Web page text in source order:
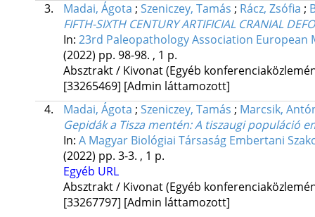
3.
Madai, Ágota ; Szeniczey, Tamás ; Rácz, Zsófia ;
FIFTH-SIXTH CENTURY ARTIFICIAL CRANIAL
In: 23rd Paleopathology Association European
(2022) pp. 98-98. , 1 p.
Absztrakt / Kivonat (Egyéb
[33265469] [Admin láttamozott]
4.
Madai, Ágota ; Szeniczey, Tamás ; Marcsik,
Gepidák a Tisza mentén: A tiszaugi populáció
In: A Magyar Biológiai Társaság Embertani
(2022) pp. 3-3. , 1 p.
Egyéb URL
Absztrakt / Kivonat (Egyéb
[33267797] [Admin láttamozott]